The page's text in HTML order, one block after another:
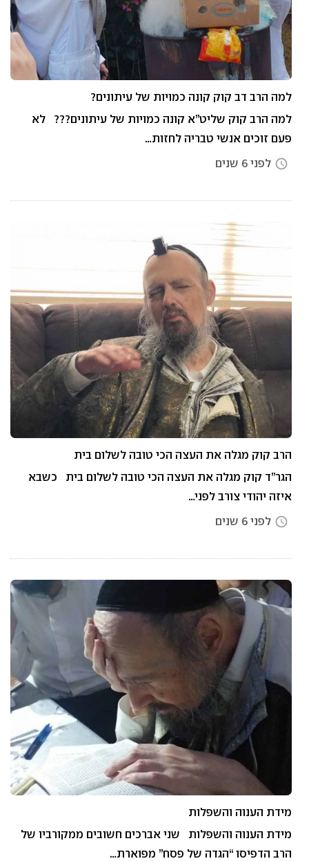
למה הרב דב קוק קונה כמויות של עיתונים?
למה הרב קוק שליט”א קונה כמויות של עיתונים??? לא
פעם זוכים אנשי טבריה לחזות…
access_time לפני 6 שנים
הרב קוק מגלה את העצה הכי טובה לשלום בית
הגר”ד קוק מגלה את העצה הכי טובה לשלום בית כשבא
איזה יהודי צורב לפני…
access_time לפני 6 שנים
מידת הענוה והשפלות
מידת הענוה והשפלות שני אברכים חשובים ממקורביו של
הרב הדפיסו “הגדה של פסח” מפוארת…